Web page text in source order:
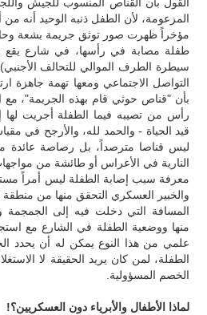
المزعومة، لأن الطفل ذنبه الوحيد أنه من
مؤخراً ظهرت صور توثق جريمة بشعة
طفلة مصابة في رأسها، في شارع يقع
سيطرة الطرف الموالي للتحالف
التواصل الاجتماعي ومعها تهمة جاهزة
بأن "قناص حوثي قام بهذه الجريمة"، مع
رأس من تصيبه فيما الطفلة أجريت لها
قيد الحياة - والحمد لله، والأرجح في
ليس قناصا مترصداً، بل رصاصة عائدة
النارية في الأعراس أو طائشة من
معرفة سبب إصابة الطفلة ليس أمراً
والخبير العسكري التحقق منها من
المسافة التي دخلت فيه إلى الجمجمة
منها ووضعية الطفلة في الشارع مع
علمي من هذا النوع يمكن له أن يحدد
الطفلة، لمن كان يريد الحقيقة لا
الخصم المسؤولية.
لماذا الأطفال والأبرياء دون العسكريين؟!